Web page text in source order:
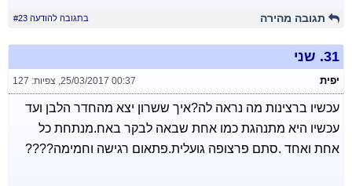
תגובה מהירה בתגובה להודעה #23
31. שני
יפית 25/03/2017 00:37
, צפיות: 127
עכשיו ברצינות מה נראה לה?איך ששרון יצא מהחדר הלבן ועד
עכשיו היא מתנהגת כמו אחת שבאה לבקר באח.מנתחת כל
אחת ואחד .סתם פרצופה גועלית.פתאום רגישה וחמימה????